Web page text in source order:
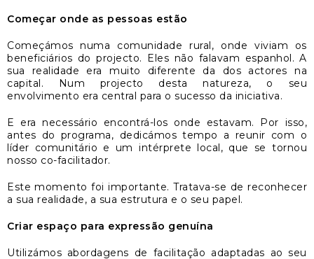
Começar onde as pessoas estão
Começámos numa comunidade rural, onde viviam os
beneficiários do projecto. Eles não falavam espanhol. A
sua realidade era muito diferente da dos actores na
capital. Num projecto desta natureza, o seu
envolvimento era central para o sucesso da iniciativa.
E era necessário encontrá-los onde estavam. Por isso,
antes do programa, dedicámos tempo a reunir com o
líder comunitário e um intérprete local, que se tornou
nosso co-facilitador.
Este momento foi importante. Tratava-se de reconhecer
a sua realidade, a sua estrutura e o seu papel.
Criar espaço para expressão genuína
Utilizámos abordagens de facilitação adaptadas ao seu